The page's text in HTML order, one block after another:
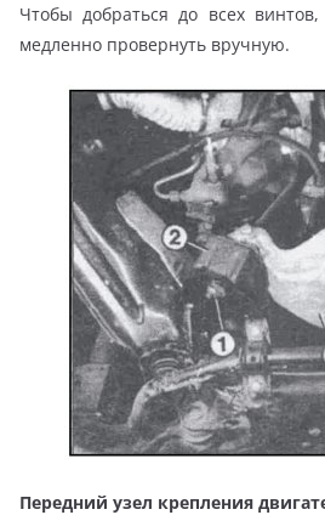
Чтобы добраться до всех винтов,
медленно провернуть вручную.
Передний узел крепления